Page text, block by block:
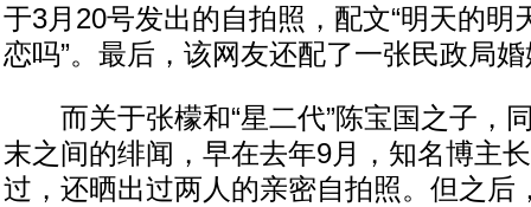
于3月20号发出的自拍照，配文“明天的明
恋吗”。最后，该网友还配了一张民政局
而关于张檬和“星二代”陈宝国之子，
末之间的绯闻，早在去年9月，知名博主
过，还晒出过两人的亲密自拍照。但之后